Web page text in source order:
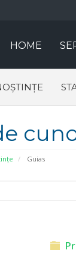
HOME
Guias